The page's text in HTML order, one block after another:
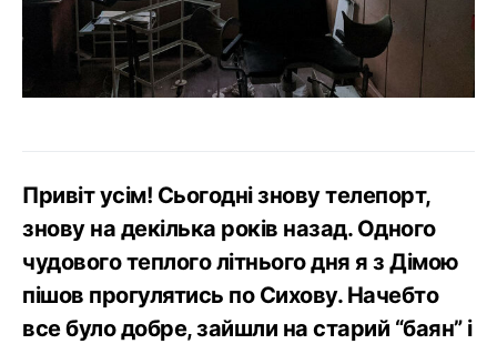
Привіт усім! Сьогодні знову телепорт,
знову на декілька років назад. Одного
чудового теплого літнього дня я з Дімою
пішов прогулятись по Сихову. Начебто
все було добре, зайшли на старий “баян” і